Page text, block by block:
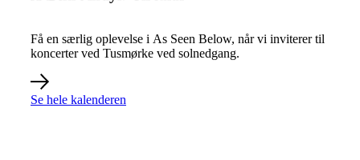
Få en særlig oplevelse i As Seen Below, når vi inviterer til
koncerter ved Tusmørke ved solnedgang.
Se hele kalenderen